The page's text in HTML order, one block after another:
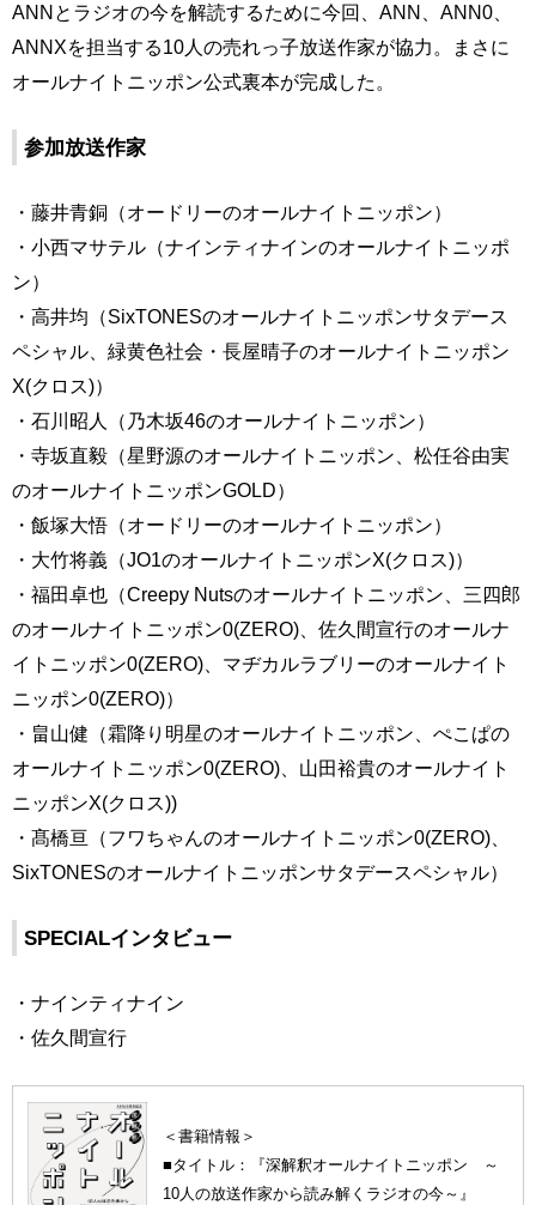
ANNとラジオの今を解読するために今回、ANN、ANN0、
ANNXを担当する10人の売れっ子放送作家が協力。まさに
オールナイトニッポン公式裏本が完成した。
参加放送作家
・藤井青銅（オードリーのオールナイトニッポン）
・小西マサテル（ナインティナインのオールナイトニッポ
ン）
・高井均（SixTONESのオールナイトニッポンサタデース
ペシャル、緑黄色社会・長屋晴子のオールナイトニッポン
X(クロス)）
・石川昭人（乃木坂46のオールナイトニッポン）
・寺坂直毅（星野源のオールナイトニッポン、松任谷由実
のオールナイトニッポンGOLD）
・飯塚大悟（オードリーのオールナイトニッポン）
・大竹将義（JO1のオールナイトニッポンX(クロス)）
・福田卓也（Creepy Nutsのオールナイトニッポン、三四郎
のオールナイトニッポン0(ZERO)、佐久間宣行のオールナ
イトニッポン0(ZERO)、マヂカルラブリーのオールナイト
ニッポン0(ZERO)）
・畠山健（霜降り明星のオールナイトニッポン、ぺこぱの
オールナイトニッポン0(ZERO)、山田裕貴のオールナイト
ニッポンX(クロス))
・髙橋亘（フワちゃんのオールナイトニッポン0(ZERO)、
SixTONESのオールナイトニッポンサタデースペシャル）
SPECIALインタビュー
・ナインティナイン
・佐久間宣行
＜書籍情報＞
■タイトル：『深解釈オールナイトニッポン ～
10人の放送作家から読み解くラジオの今～』